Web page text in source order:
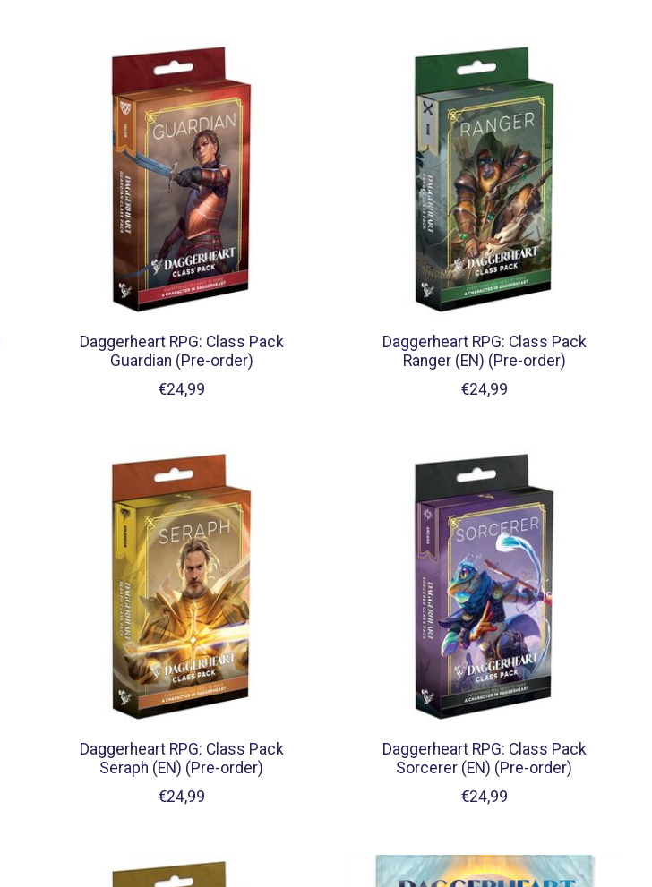
Daggerheart RPG: Class Pack
Guardian (Pre-order)
€24,99
Daggerheart RPG: Class Pack
Ranger (EN) (Pre-order)
€24,99
Daggerheart RPG: Class Pack
Seraph (EN) (Pre-order)
€24,99
Daggerheart RPG: Class Pack
Sorcerer (EN) (Pre-order)
€24,99